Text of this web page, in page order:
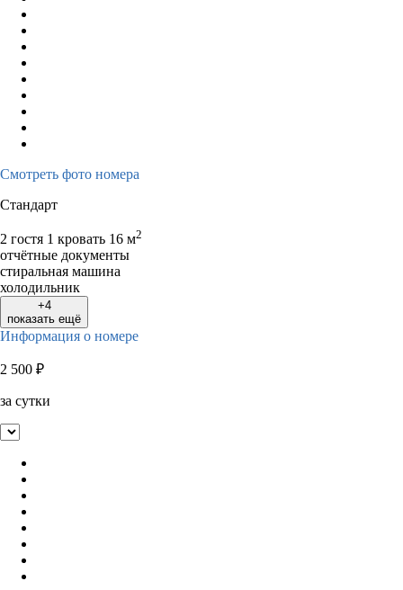
Смотреть фото номера
Стандарт
2 гостя 1 кровать 16 м2
отчётные документы
стиральная машина
холодильник
+4
показать ещё
Информация о номере
2 500 ₽
за сутки